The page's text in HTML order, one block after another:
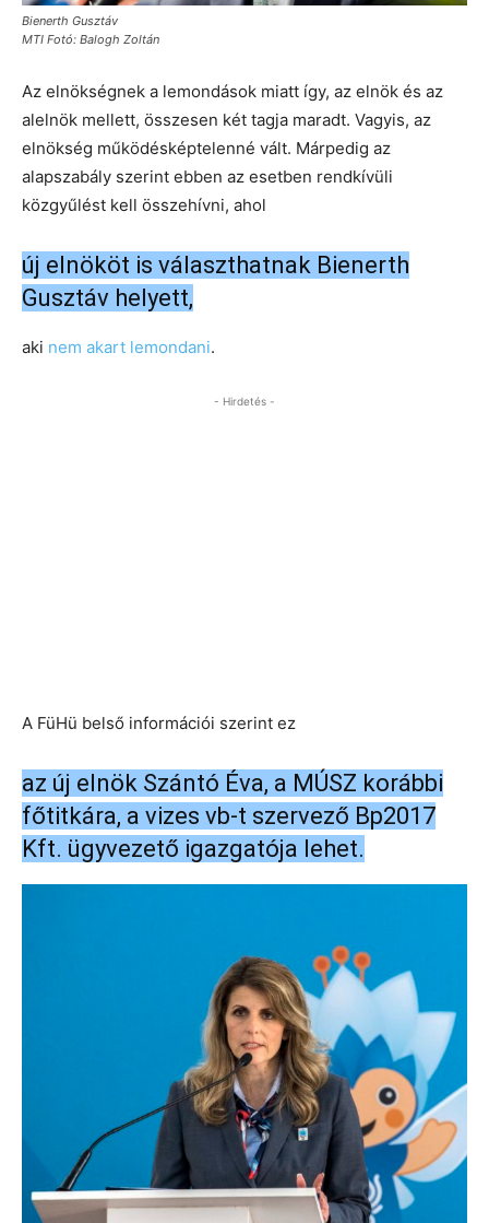
Bienerth Gusztáv
MTI Fotó: Balogh Zoltán
Az elnökségnek a lemondások miatt így, az elnök és az
alelnök mellett, összesen két tagja maradt. Vagyis, az
elnökség működésképtelenné vált. Márpedig az
alapszabály szerint ebben az esetben rendkívüli
közgyűlést kell összehívni, ahol
új elnököt is választhatnak Bienerth
Gusztáv helyett,
aki nem akart lemondani.
- Hirdetés -
A FüHü belső információi szerint ez
az új elnök Szántó Éva, a MÚSZ korábbi
főtitkára, a vizes vb-t szervező Bp2017
Kft. ügyvezető igazgatója lehet.